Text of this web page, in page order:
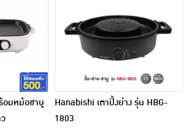
อมหม้อชาบู
Hanabishi เตาปิ้งย่าง รุ่น HBG-
1803